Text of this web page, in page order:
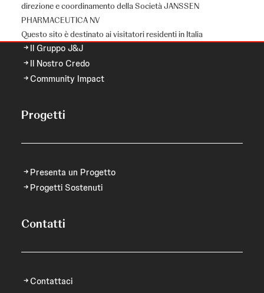
direzione e coordinamento della Società JANSSEN
PHARMACEUTICA NV
Questo sito è destinato ai visitatori residenti in Italia
Il Gruppo J&J
Il Nostro Credo
Community Impact
Progetti
Presenta un Progetto
Progetti Sostenuti
Contatti
Contattaci